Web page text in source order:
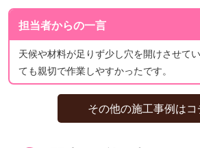
担当者からの一言
天候や材料が足りず少し穴を開けさせて
ても親切で作業しやすかったです。
その他の施工事例はコ